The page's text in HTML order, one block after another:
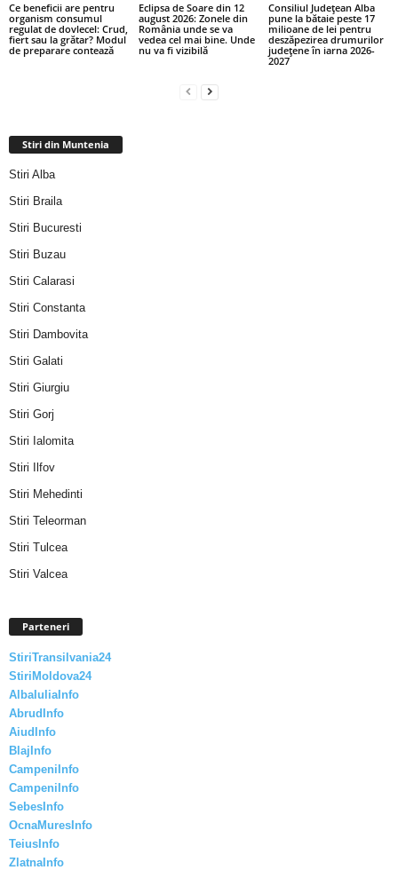
Ce beneficii are pentru
organism consumul
regulat de dovlecel: Crud,
fiert sau la grătar? Modul
de preparare contează
Eclipsa de Soare din 12
august 2026: Zonele din
România unde se va
vedea cel mai bine. Unde
nu va fi vizibilă
Consiliul Județean Alba
pune la bătaie peste 17
milioane de lei pentru
deszăpezirea drumurilor
județene în iarna 2026-
2027
Stiri din Muntenia
Stiri Alba
Stiri Braila
Stiri Bucuresti
Stiri Buzau
Stiri Calarasi
Stiri Constanta
Stiri Dambovita
Stiri Galati
Stiri Giurgiu
Stiri Gorj
Stiri Ialomita
Stiri Ilfov
Stiri Mehedinti
Stiri Teleorman
Stiri Tulcea
Stiri Valcea
Parteneri
StiriTransilvania24
StiriMoldova24
AlbaIuliaInfo
AbrudInfo
AiudInfo
BlajInfo
CampeniInfo
CampeniInfo
SebesInfo
OcnaMuresInfo
TeiusInfo
ZlatnaInfo